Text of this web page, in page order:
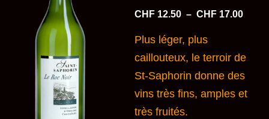
CHF 12.50 – CHF 17.00
Plus léger, plus
caillouteux, le terroir de
St-Saphorin donne des
vins très fins, amples et
très fruités.
variations.
Les
options
peuvent
être
choisies